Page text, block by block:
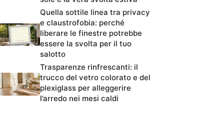
Quella sottile linea tra privacy
e claustrofobia: perché
liberare le finestre potrebbe
essere la svolta per il tuo
salotto
Trasparenze rinfrescanti: il
trucco del vetro colorato e del
plexiglass per alleggerire
l’arredo nei mesi caldi